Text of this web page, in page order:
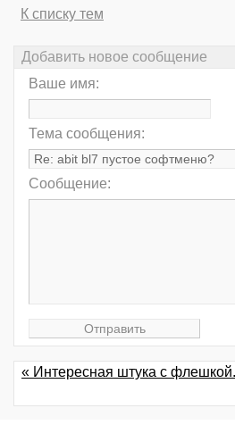
К списку тем
Добавить новое сообщение
Ваше имя:
Тема сообщения:
Сообщение:
« Интересная штука с